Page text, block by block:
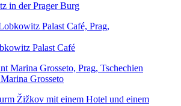
in der Prager Burg
Palast Café
Grosseto